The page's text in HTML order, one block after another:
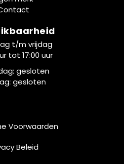
t/m vrijdag
tot 17:00 uur
gesloten
gesloten
Voorwaarden
Beleid